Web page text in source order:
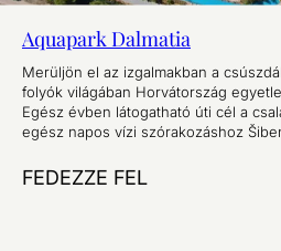
Aquapark Dalmatia
Merüljön el az izgalmakban a
folyók világában Horvátország
Egész évben látogatható úti cél a
egész napos vízi szórakozáshoz
FEDEZZE FEL